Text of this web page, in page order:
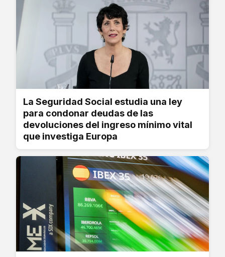
La Seguridad Social estudia una ley
para condonar deudas de las
devoluciones del ingreso mínimo vital
que investiga Europa